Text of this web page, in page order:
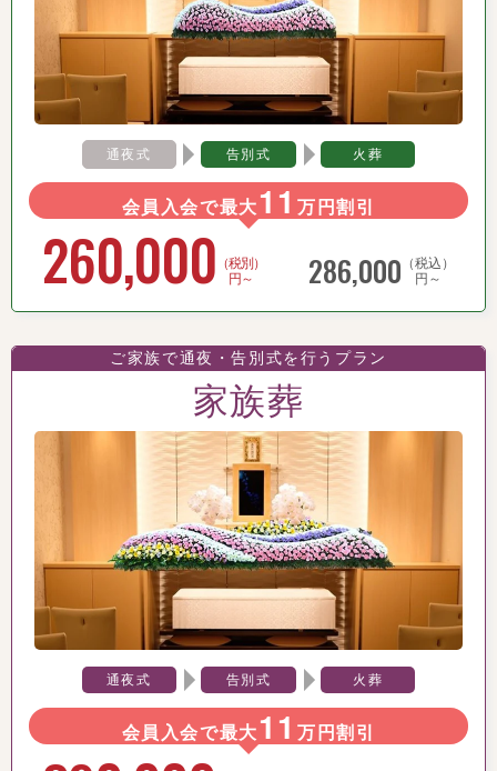
通夜式 告別式 火葬
会員入会で最大11 万円割引
260,000 （税別）
円～
286,000 （税込）
円～
ご家族で通夜・告別式を行うプラン
家族葬
通夜式 告別式 火葬
会員入会で最大11 万円割引